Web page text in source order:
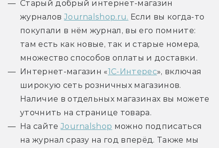
Старый добрый интернет-магазин
журналовJournalshop.ru. Если вы когда-то
покупали в нём журнал, вы его помните:
там есть как новые, так и старые номера,
множество способов оплаты и доставки.
Интернет-магазин «1С-Интерес», включая
широкую сеть розничных магазинов.
Наличие в отдельных магазинах вы можете
уточнить на странице товара.
На сайтеJournalshop можно подписаться
на журнал сразу на год вперёд. Также мы